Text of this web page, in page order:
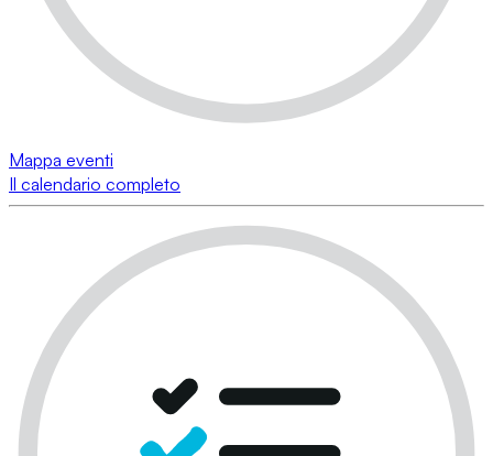
Mappa eventi
Il calendario completo